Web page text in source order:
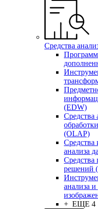
Средства
(EDW)
Средства
(OLAP)
Средства
анализа
Средства
решений
анализа
+ ЕЩЕ 4